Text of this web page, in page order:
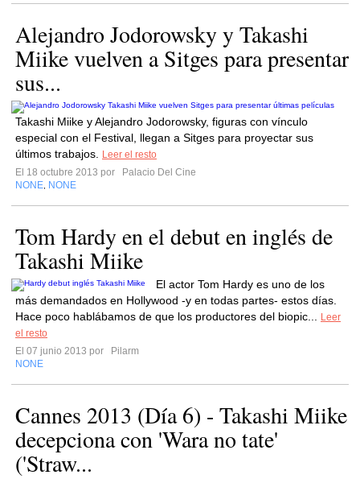
Alejandro Jodorowsky y Takashi
Miike vuelven a Sitges para presentar
sus...
Takashi Miike y Alejandro Jodorowsky, figuras con vínculo
especial con el Festival, llegan a Sitges para proyectar sus
últimos trabajos.
Leer el resto
El 18 octubre 2013 por
Palacio Del Cine
NONE NONE
Tom Hardy en el debut en inglés de
Takashi Miike
El actor Tom Hardy es uno de los
más demandados en Hollywood -y en todas partes- estos días.
Hace poco hablábamos de que los productores del biopic...
Leer
el resto
El 07 junio 2013 por
Pilarm
NONE
Cannes 2013 (Día 6) - Takashi Miike
decepciona con 'Wara no tate'
('Straw...